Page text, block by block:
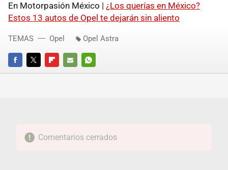
En Motorpasión México | ¿Los querías en México?
Estos 13 autos de Opel te dejarán sin aliento
FACEBOOKTWITTERFLIPBOARD
E-
WHATSAPP
TEMAS Opel Opel Astra
Comentarios cerrados